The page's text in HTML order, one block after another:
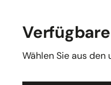
Wählen Sie aus